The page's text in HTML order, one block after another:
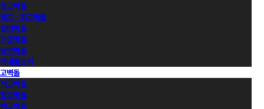
청고벽돌
백고ㆍ회고벽돌
컬러벽돌
가공벽돌
유약벽돌
국내롱브릭
고벽돌
적고벽돌
청고벽돌
백고벽돌